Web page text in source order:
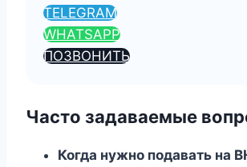
TELEGRAM
WHATSAPP
ПОЗВОНИТЬ
Часто задаваемые
Когда нужно подавать на